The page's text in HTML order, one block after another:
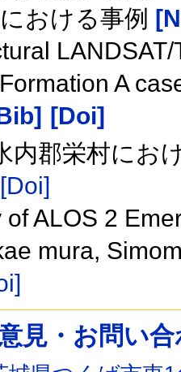
おける事例
A
[Doi]
内郡栄村にお
[Doi]
of ALOS 2
mura,
見・お問い